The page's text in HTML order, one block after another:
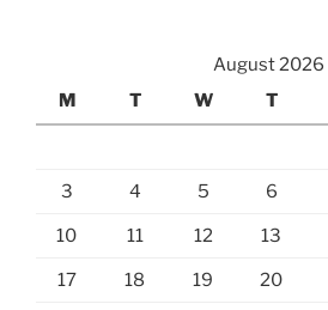
August 2026
M
T W T
3 4 5 6
10 11 12 13
17 18 19 20